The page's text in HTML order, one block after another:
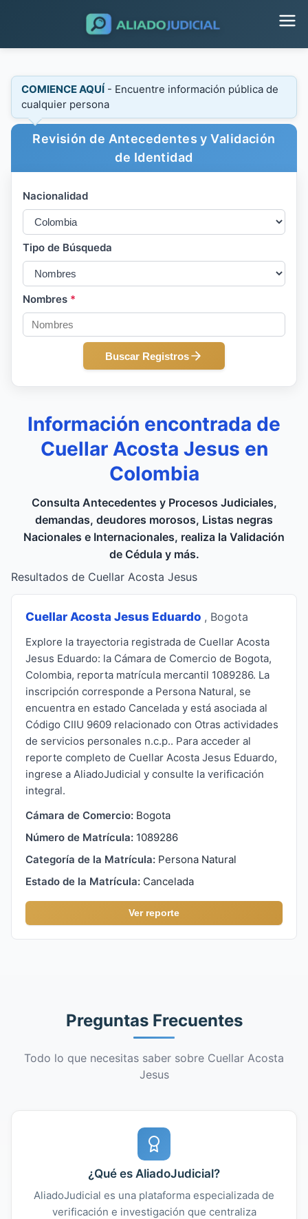
COMIENCE AQUÍ - Encuentre información pública de
cualquier persona
Revisión de Antecedentes y Validación
de Identidad
Nacionalidad
Tipo de Búsqueda
Nombres *
Buscar Registros
Información encontrada de
Cuellar Acosta Jesus en
Colombia
Consulta Antecedentes y Procesos Judiciales,
demandas, deudores morosos, Listas negras
Nacionales e Internacionales, realiza la Validación
de Cédula y más.
Resultados de Cuellar Acosta Jesus
Cuellar Acosta Jesus Eduardo , Bogota
Explore la trayectoria registrada de Cuellar Acosta
Jesus Eduardo: la Cámara de Comercio de Bogota,
Colombia, reporta matrícula mercantil 1089286. La
inscripción corresponde a Persona Natural, se
encuentra en estado Cancelada y está asociada al
Código CIIU 9609 relacionado con Otras actividades
de servicios personales n.c.p.. Para acceder al
reporte completo de Cuellar Acosta Jesus Eduardo,
ingrese a AliadoJudicial y consulte la verificación
integral.
Cámara de Comercio: Bogota
Número de Matrícula: 1089286
Categoría de la Matrícula: Persona Natural
Estado de la Matrícula: Cancelada
Ver reporte
Preguntas Frecuentes
Todo lo que necesitas saber sobre Cuellar Acosta
Jesus
¿Qué es AliadoJudicial?
AliadoJudicial es una plataforma especializada de
verificación e investigación que centraliza